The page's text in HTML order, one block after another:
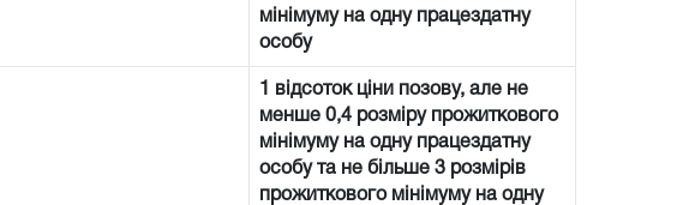
мінімуму на одну працездатну
особу
1 відсоток ціни позову, але не
менше 0,4 розміру прожиткового
мінімуму на одну працездатну
особу та не більше 3 розмірів
прожиткового мінімуму на одну